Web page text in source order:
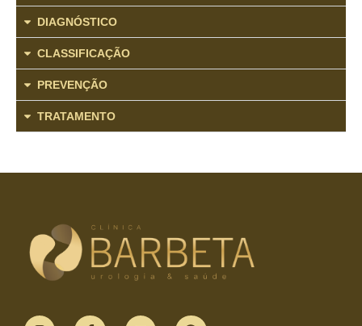
DIAGNÓSTICO
CLASSIFICAÇÃO
PREVENÇÃO
TRATAMENTO